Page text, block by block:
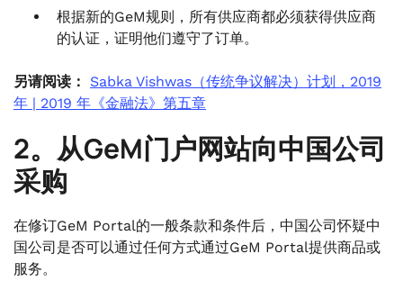
根据新的GeM规则，所有供应商都必须获得供应商
的认证，证明他们遵守了订单。
另请阅读：
Sabka Vishwas（传统争议解决）计划，2019
年 | 2019 年《金融法》第五章
2。从GeM门户网站向中国公司
采购
在修订GeM Portal的一般条款和条件后，中国公司怀疑中
国公司是否可以通过任何方式通过GeM Portal提供商品或
服务。